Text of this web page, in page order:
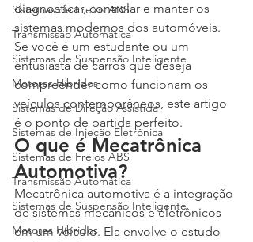
Sistemas de Freios ABS
Transmissão Automática
Sistemas de Suspensão Inteligente
Motores Híbridos
Sistemas de Direção Assistida
Sistemas de Injeção Eletrônica
Sistemas de Freios ABS
Transmissão Automática
Sistemas de Suspensão Inteligente
Motores Híbridos
diagnosticar, controlar e manter os
sistemas modernos dos automóveis.
Se você é um estudante ou um
entusiasta de carros que deseja
compreender como funcionam os
veículos contemporâneos, este artigo
é o ponto de partida perfeito.
O que é Mecatrônica
Automotiva?
Mecatrônica automotiva é a integração
de sistemas mecânicos e eletrônicos
em um veículo. Ela envolve o estudo